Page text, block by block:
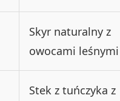
Skyr naturalny z
owocami leśnymi
Stek z tuńczyka z